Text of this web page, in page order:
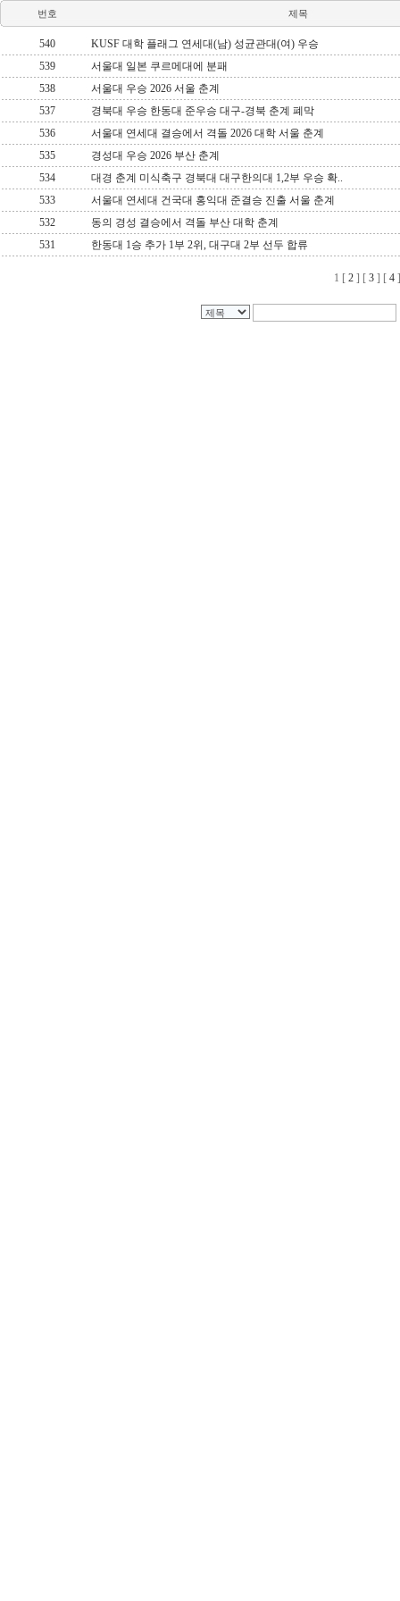
번호 제목
540
KUSF 대학 플래그 연세대(남) 성균관대(여) 우승
539
서울대 일본 쿠르메대에 분패
538
서울대 우승 2026 서울 춘계
537
경북대 우승 한동대 준우승 대구-경북 춘계 폐막
536
서울대 연세대 결승에서 격돌 2026 대학 서울 춘계
535
경성대 우승 2026 부산 춘계
534
대경 춘계 미식축구 경북대 대구한의대 1,2부 우승 확..
533
서울대 연세대 건국대 홍익대 준결승 진출 서울 춘계
532
동의 경성 결승에서 격돌 부산 대학 춘계
531
한동대 1승 추가 1부 2위, 대구대 2부 선두 합류
1 [ 2] [ 3] [ 4